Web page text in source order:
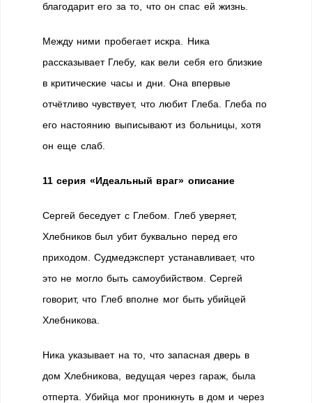
благодарит его за то, что он спас ей жизнь.
Между ними пробегает искра. Ника
рассказывает Глебу, как вели себя его близкие
в критические часы и дни. Она впервые
отчётливо чувствует, что любит Глеба. Глеба по
его настоянию выписывают из больницы, хотя
он еще слаб.
11 серия «Идеальный враг» описание
Сергей беседует с Глебом. Глеб уверяет,
Хлебников был убит буквально перед его
приходом. Судмедэксперт устанавливает, что
это не могло быть самоубийством. Сергей
говорит, что Глеб вполне мог быть убийцей
Хлебникова.
Ника указывает на то, что запасная дверь в
дом Хлебникова, ведущая через гараж, была
отперта. Убийца мог проникнуть в дом и через